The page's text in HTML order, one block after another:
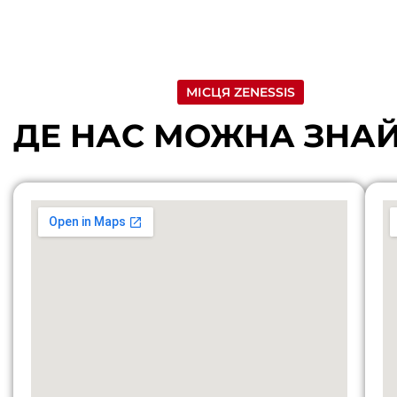
МІСЦЯ ZENESSIS
ДЕ НАС МОЖНА